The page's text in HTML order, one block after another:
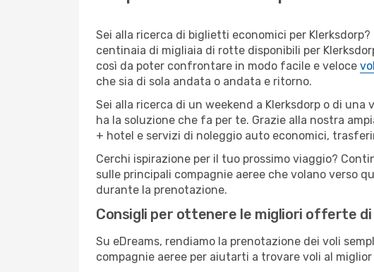
Sei alla ricerca di biglietti economici per
centinaia di migliaia di rotte disponibili per
così da poter confrontare in modo facile e veloce
che sia di sola andata o andata e ritorno.
Sei alla ricerca di un weekend a Klerksdorp o di
ha la soluzione che fa per te. Grazie alla nostra
+ hotel e servizi di noleggio auto economici,
Cerchi ispirazione per il tuo prossimo viaggio?
sulle principali compagnie aeree che volano verso
durante la prenotazione.
Consigli per ottenere le migliori offerte di
Su eDreams, rendiamo la prenotazione dei voli
compagnie aeree per aiutarti a trovare voli al